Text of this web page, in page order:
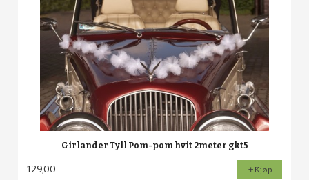
Girlander Tyll Pom-pom hvit 2meter gkt5
129,00 Kjøp